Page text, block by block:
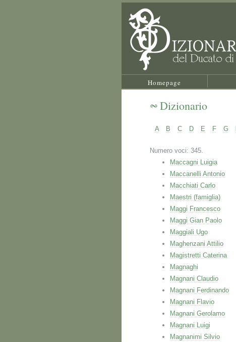
Homepage
Dizionario
A B C D E F G
Numero voci: 345.
Maccagni Luigia
Maccanelli Antonio
Macchiati Carlo
Maestri (famiglia)
Maggi Francesco
Maggi Gian Paolo
Maggiali Ugo
Maghenzani Attilio
Magistretti Caterina
Magnaghi
Magnani Claudio
Magnani Ferdinando
Magnani Flavio
Magnani Gerolamo
Magnani Luigi
Magnanimi Silvio